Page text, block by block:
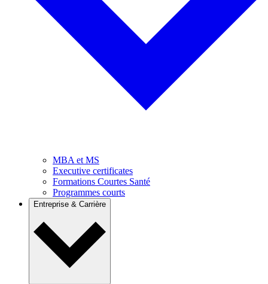
MBA et MS
Executive certificates
Formations Courtes Santé
Programmes courts
Entreprise & Carrière